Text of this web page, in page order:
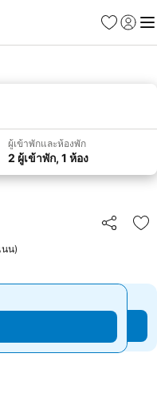
รายการโป
เข้าสู่ร
เมนู
ผู้เข้าพักและห้องพัก
2 ผู้เข้าพัก, 1 ห้อง
แชร์
เ
นน)